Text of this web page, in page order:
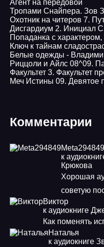
Агент на передовой
Тропами Снайпера. Зов
Охотник на читеров 7.
Дисгардиум 2. Инициал
Попаданка с
Ключ к тайнам
Белые одежды -
Pиццоли и Айлс 08^09.
Факультет 3. Факультет
Меч Истины 09. Девятое
Комментарии
Meta294849
к
Крюкова
Хорошая
советую
Виктор
к аудиокниге
Как поменять
Наталья
к аудиокниге